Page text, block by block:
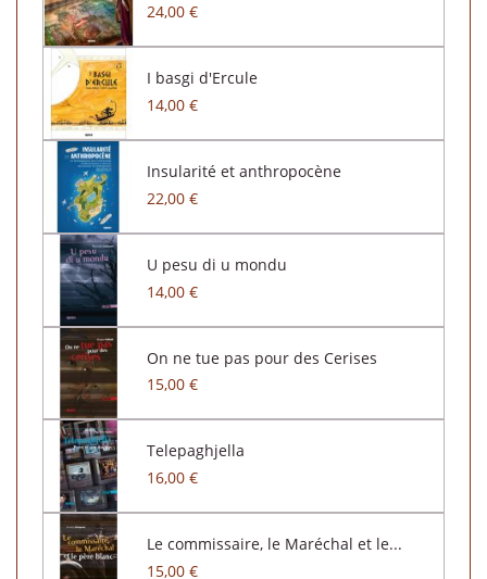
24,00 €
I basgi d'Ercule
14,00 €
Insularité et anthropocène
22,00 €
U pesu di u mondu
14,00 €
On ne tue pas pour des Cerises
15,00 €
Telepaghjella
16,00 €
Le commissaire, le Maréchal et le...
15,00 €